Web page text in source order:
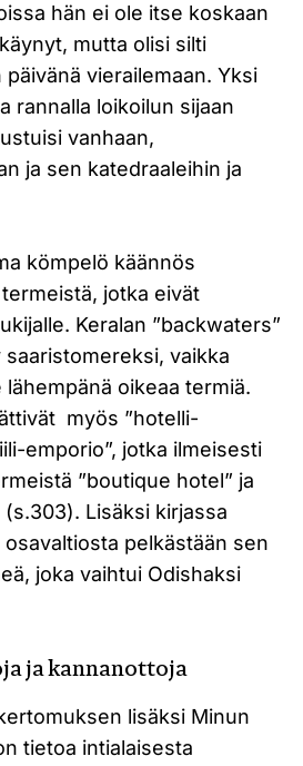
hän ei ole itse koskaan
mutta olisi silti
vierailemaan. Yksi
rannalla loikoilun sijaan
vanhaan,
ja sen katedraaleihin ja
kömpelö käännös
jotka eivät
Keralan ”backwaters”
vaikka
oikeaa termiä.
myös ”hotelli-
emporio”, jotka ilmeisesti
”boutique hotel” ja
Lisäksi kirjassa
pelkästään sen
joka vaihtui Odishaksi
ja kannanottoja
lisäksi Minun
tietoa intialaisesta